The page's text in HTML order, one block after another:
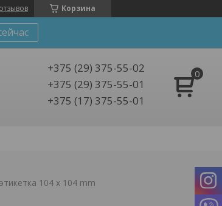
Корзина
+375 (29) 375-55-02
+375 (29) 375-55-01
+375 (17) 375-55-01
104 x 104 mm